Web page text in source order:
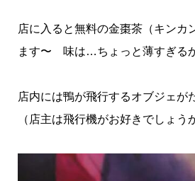
店に入ると無料の金棗茶（キンカ
ます〜 味は…ちょっと薄すぎるか
店内には鴨が飛行するオブジェが
（店主は飛行機がお好きでしょう